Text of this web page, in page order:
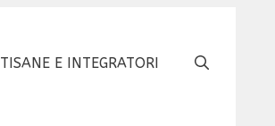
TISANE E INTEGRATORI